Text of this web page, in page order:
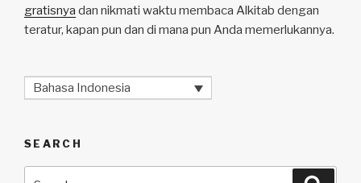
gratisnya dan nikmati waktu membaca Alkitab dengan
teratur, kapan pun dan di mana pun Anda memerlukannya.
Bahasa Indonesia
SEARCH